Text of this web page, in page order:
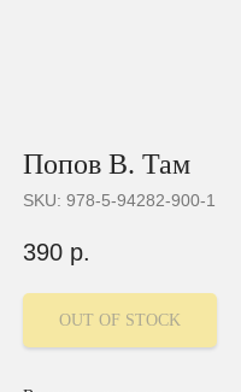
Попов В. Там
SKU: 978-5-94282-900-1
390 р.
OUT OF STOCK